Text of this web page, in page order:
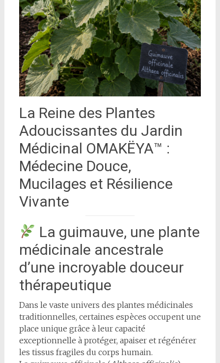
La Reine des Plantes
Adoucissantes du Jardin
Médicinal OMAKËYA™ :
Médecine Douce,
Mucilages et Résilience
Vivante
La guimauve, une plante
médicinale ancestrale
d’une incroyable douceur
thérapeutique
Dans le vaste univers des plantes médicinales
traditionnelles, certaines espèces occupent une
place unique grâce à leur capacité
exceptionnelle à protéger, apaiser et régénérer
les tissus fragiles du corps humain.